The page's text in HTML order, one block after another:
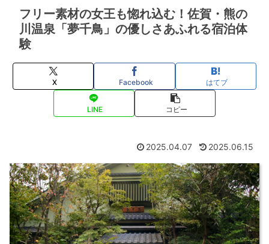
フリー素材の女王も惚れ込む！佐賀・熊の
川温泉「夢千鳥」の優しさあふれる宿泊体
験
X Facebook はてブ
LINE コピー
2025.04.07 2025.06.15